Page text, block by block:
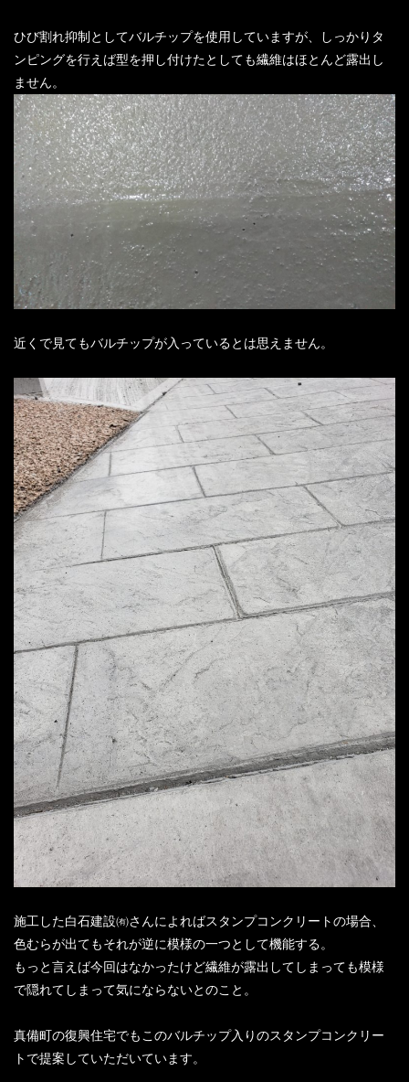
ひび割れ抑制としてバルチップを使用していますが、しっかりタ
ンピングを行えば型を押し付けたとしても繊維はほとんど露出し
ません。
近くで見てもバルチップが入っているとは思えません。
施工した白石建設㈲さんによればスタンプコンクリートの場合、
色むらが出てもそれが逆に模様の一つとして機能する。
もっと言えば今回はなかったけど繊維が露出してしまっても模様
で隠れてしまって気にならないとのこと。
真備町の復興住宅でもこのバルチップ入りのスタンプコンクリー
トで提案していただいています。